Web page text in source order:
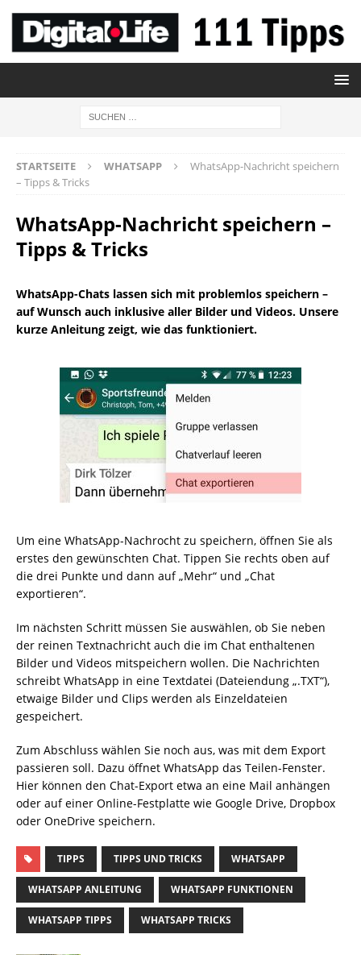
STARTSEITE WHATSAPP
WhatsApp-Nachricht speichern
– Tipps & Tricks
WhatsApp-Nachricht speichern –
Tipps & Tricks
WhatsApp-Chats lassen sich mit problemlos speichern –
auf Wunsch auch inklusive aller Bilder und Videos. Unsere
kurze Anleitung zeigt, wie das funktioniert.
Um eine WhatsApp-Nachrocht zu speichern, öffnen Sie als
erstes den gewünschten Chat. Tippen Sie rechts oben auf
die drei Punkte und dann auf „Mehr“ und „Chat
exportieren“.
Im nächsten Schritt müssen Sie auswählen, ob Sie neben
der reinen Textnachricht auch die im Chat enthaltenen
Bilder und Videos mitspeichern wollen. Die Nachrichten
schreibt WhatsApp in eine Textdatei (Dateiendung „.TXT“),
etwaige Bilder und Clips werden als Einzeldateien
gespeichert.
Zum Abschluss wählen Sie noch aus, was mit dem Export
passieren soll. Dazu öffnet WhatsApp das Teilen-Fenster.
Hier können den Chat-Export etwa an eine Mail anhängen
oder auf einer Online-Festplatte wie Google Drive, Dropbox
oder OneDrive speichern.
TIPPS TIPPS UND TRICKS WHATSAPP
WHATSAPP ANLEITUNG WHATSAPP FUNKTIONEN
WHATSAPP TIPPS WHATSAPP TRICKS